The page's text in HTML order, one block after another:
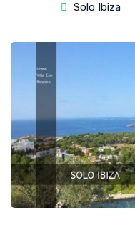
Solo Ibiza